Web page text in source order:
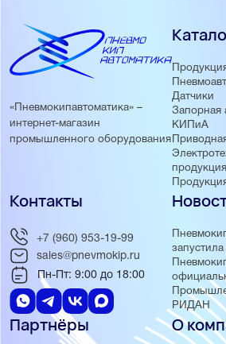
«Пневмокипавтоматика» –
интернет-магазин
промышленного оборудования
Датчики
Запорная
КИПиА
продукция
РИДАН
Партнёры О
Контакты
+7 (960) 953-19-99
sales@pnevmokip.ru
Пн-Пт: 9:00 до 18:00